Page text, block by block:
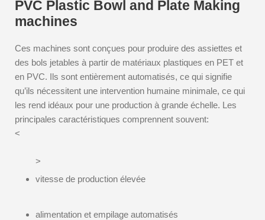
PVC Plastic Bowl and Plate Making
machines
Ces machines sont conçues pour produire des assiettes et
des bols jetables à partir de matériaux plastiques en PET et
en PVC. Ils sont entièrement automatisés, ce qui signifie
qu’ils nécessitent une intervention humaine minimale, ce qui
les rend idéaux pour une production à grande échelle. Les
principales caractéristiques comprennent souvent:
<
>
vitesse de production élevée
alimentation et empilage automatisés